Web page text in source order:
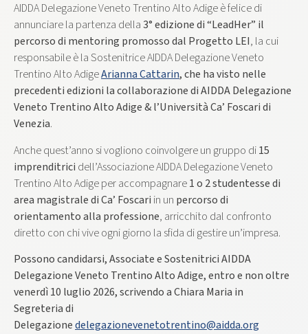
AIDDA Delegazione Veneto Trentino Alto Adige è felice di
annunciare la partenza della3° edizione di “LeadHer” il
percorso di mentoring promosso dal Progetto LEI, la cui
responsabile è la Sostenitrice AIDDA Delegazione Veneto
Trentino Alto AdigeArianna Cattarin, che ha visto nelle
precedenti edizioni la collaborazione di AIDDA Delegazione
Veneto Trentino Alto Adige & l’Università Ca’ Foscari di
Venezia.
Anche quest’anno si vogliono coinvolgere un gruppo di15
imprenditrici dell’Associazione AIDDA Delegazione Veneto
Trentino Alto Adige per accompagnare1 o 2 studentesse di
area magistrale di Ca’ Foscari in un percorso di
orientamento alla professione, arricchito dal confronto
diretto con chi vive ogni giorno la sfida di gestire un’impresa.
Possono candidarsi, Associate e Sostenitrici AIDDA
Delegazione Veneto Trentino Alto Adige, entro e non oltre
venerdì 10 luglio 2026, scrivendo a Chiara Maria in
Segreteria di
Delegazionedelegazionevenetotrentino@aidda.org